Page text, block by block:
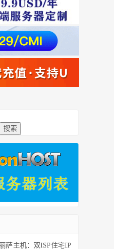
搜索
萨主机：双ISP住宅IP